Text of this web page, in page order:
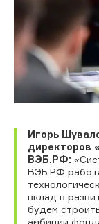
Игорь
директоров
ВЭБ.РФ:
ВЭБ.РФ
вклад в
будем
амбиции